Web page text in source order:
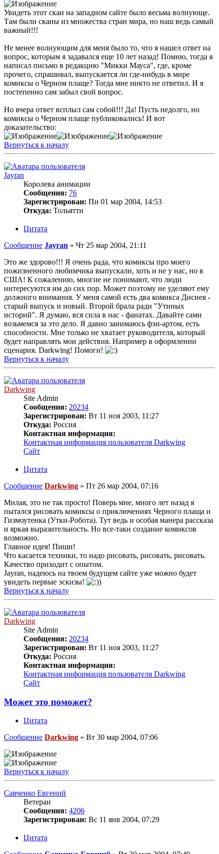
Увидеть этот скан на западном сайте было весьма волнующе.
Там были сканы из множества стран мира, но наш ведь самый
важный!!!
Не менее волнующим для меня было то, что я нашел ответ на
вопрос, которым я задавался еще 10 лет назад! Помню, тогда я
написал письмо в редакцию "Микки Мауса", где, кроме
прочего, спрашивал, выпускается ли где-нибудь в мире
комиксы о Черном плаще? Тогда мне никто не ответил. И я
постепенно сам забыл свой вопрос.
Но вчера ответ всплыл сам собой!!! Да! Пусть недолго, но
комиксы о Черном плаще публиковались! И вот
доказательство:
Вернуться к началу
Jayran
Королева анимации
Сообщения: 76
Зарегистрирован: Пн 01 мар 2004, 14:53
Откуда: Тольятти
Цитата
Сообщение Jayran » Чт 25 мар 2004, 21:11
Это же здорово!!! Я очень рада, что комиксы про моего
пожизненного любимчика выпускали, хоть и не у нас, но в
США! К сожалению, многие не понимают, что люди
интересуются им до сих пор. Может поэтому не уделяют ему
должного внимания. У меня самой есть два комикса Диснея -
старый выпуск и новый. Второй брала ради "Утиных
историй". Я думаю, вся сила в нас - фанатах. Давайте сами
возьмемся за это дело. Я давно занимаюсь фэн-артом, есть
способности. Мне только не хватает руководителя, который
будет направлять мои действия. Например в оформлении
сценария. Darkwing! Помоги!
Вернуться к началу
Darkwing
Site Admin
Сообщения: 20234
Зарегистрирован: Вт 11 ноя 2003, 11:27
Откуда: Россия
Контактная информация:
Контактная информация пользователя Darkwing
Сайт
Цитата
Сообщение Darkwing » Пт 26 мар 2004, 07:16
Милая, это не так просто! Поверь мне, много лет назад я
пытался рисовать комиксы о приключениях Черного плаща и
Гизмоутенка (Утки-Робота). Тут ведь и особая манера рассказа
и яркая выразительность. Но все-таки создание комиксов
возможно.
Главное идея! Пиши!
Что касается техники, то надо рисовать, рисовать, рисовать.
Качество приходит с опытом.
Jayran, надеюсь на твоем будущем сайте уже можно будет
увидеть первые эскизы!
)
Вернуться к началу
Darkwing
Site Admin
Сообщения: 20234
Зарегистрирован: Вт 11 ноя 2003, 11:27
Откуда: Россия
Контактная информация:
Контактная информация пользователя Darkwing
Сайт
Может это поможет?
Цитата
Сообщение Darkwing » Вт 30 мар 2004, 07:06
Вернуться к началу
Савченко Евгений
Ветеран
Сообщения: 4206
Зарегистрирован: Вс 11 янв 2004, 07:29
Цитата